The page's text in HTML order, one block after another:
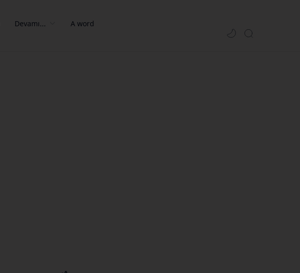
Devamı... A word